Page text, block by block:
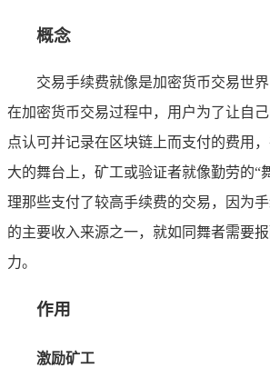
概念
交易手续费就像是加密货币交易世
在加密货币交易过程中，用户为了让自
点认可并记录在区块链上而支付的费用
大的舞台上，矿工或验证者就像勤劳的“
理那些支付了较高手续费的交易，因为
的主要收入来源之一，就如同舞者需要
力。
作用
激励矿工